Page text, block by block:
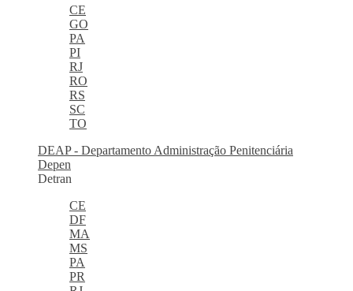
CE
GO
PA
PI
RJ
RO
RS
SC
TO
DEAP - Departamento Administração Penitenciária
Depen
Detran
CE
DF
MA
MS
PA
PR